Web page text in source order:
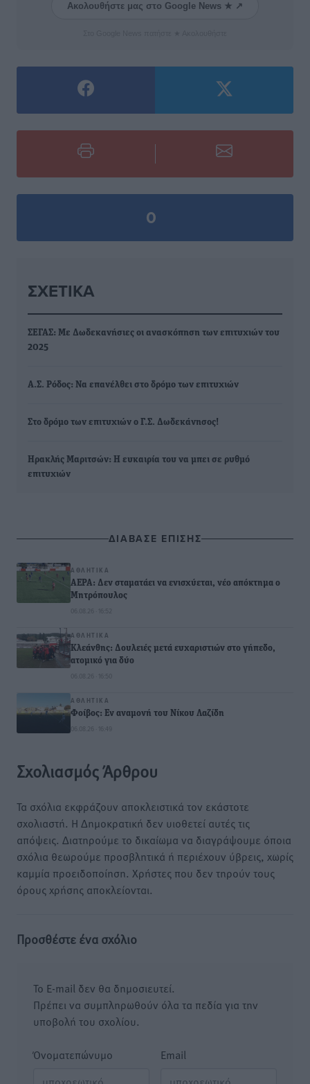
Ακολουθήστε μας στο Google News ★ ↗
0
ΣΧΕΤΙΚΆ
ΣΕΓΑΣ: Με Δωδεκανήσιες οι ανασκόπηση των επιτυχιών του
2025
Α.Σ. Ρόδος: Να επανέλθει στο δρόμο των επιτυχιών
Στο δρόμο των επιτυχιών ο Γ.Σ. Δωδεκάνησος!
Ηρακλής Μαριτσών: Η ευκαιρία του να μπει σε ρυθμό
επιτυχιών
ΔΙΑΒΑΣΕ ΕΠΙΣΗΣ
ΑΘΛΗΤΙΚΆ
ΑΕΡΑ: Δεν σταματάει να ενισχύεται, νέο απόκτημα ο
Μητρόπουλος
06.08.26 · 16:52
ΑΘΛΗΤΙΚΆ
Κλεάνθης: Δουλειές μετά ευχαριστιών στο γήπεδο,
ατομικό για δύο
06.08.26 · 16:50
ΑΘΛΗΤΙΚΆ
Φοίβος: Εν αναμονή του Νίκου Λαζίδη
06.08.26 · 16:49
Σχολιασμός Άρθρου
Τα σχόλια εκφράζουν αποκλειστικά τον εκάστοτε
σχολιαστή. Η Δημοκρατική δεν υιοθετεί αυτές τις
απόψεις. Διατηρούμε το δικαίωμα να διαγράψουμε όποια
σχόλια θεωρούμε προσβλητικά ή περιέχουν ύβρεις, χωρίς
καμμία προειδοποίηση. Χρήστες που δεν τηρούν τους
όρους χρήσης αποκλείονται.
Προσθέστε ένα σχόλιο
Το E-mail δεν θα δημοσιευτεί.
Πρέπει να συμπληρωθούν όλα τα πεδία για την
υποβολή του σχολίου.
Όνοματεπώνυμο Email